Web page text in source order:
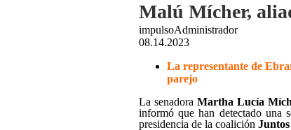
Malú Mícher,
impulsoAdministrador
08.14.2023
La representante de
parejo
La senadora Martha Lucía
informó que han detectado una
presidencia de la coalición